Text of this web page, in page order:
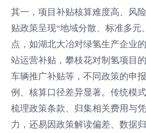
其一，项目补贴核算难度高、风
贴政策呈现“地域分散、标准多元
点，如湖北大冶对绿氢生产企业
站运营补贴，攀枝花对制氢项目
车辆推广补贴等，不同政策的申
例、核算口径差异显著。传统模
梳理政策条款、归集相关费用与
力，还易因政策解读偏差、数据